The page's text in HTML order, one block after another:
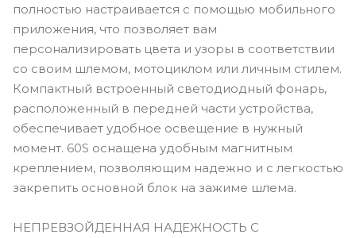
полностью настраивается с помощью мобильного
приложения, что позволяет вам
персонализировать цвета и узоры в соответствии
со своим шлемом, мотоциклом или личным стилем.
Компактный встроенный светодиодный фонарь,
расположенный в передней части устройства,
обеспечивает удобное освещение в нужный
момент. 60S оснащена удобным магнитным
креплением, позволяющим надежно и с легкостью
закрепить основной блок на зажиме шлема.
НЕПРЕВЗОЙДЕННАЯ НАДЕЖНОСТЬ С